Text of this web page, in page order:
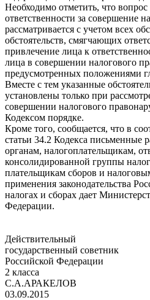
Необходимо отметить, что
ответственности за совершение
рассматривается с учетом всех
обстоятельств, смягчающих
привлечение лица к
лица в совершении налогового
предусмотренных положениями
Вместе с тем указанные
установлены только при
совершении налогового
Кодексом порядке.
Кроме того, сообщается, что в
статьи 34.2 Кодекса письменные
органам, налогоплательщикам,
консолидированной группы
плательщикам сборов и
применения законодательства
налогах и сборах дает
Федерации.
Действительный
государственный советник
Российской Федерации
2 класса
С.А.АРАКЕЛОВ
03.09.2015